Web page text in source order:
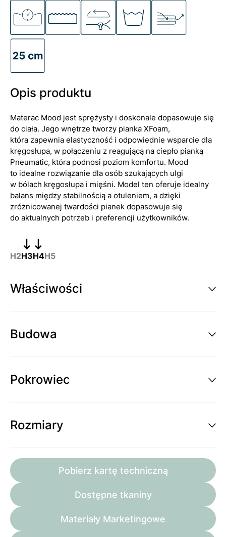
Opis produktu
Materac Mood jest sprężysty i doskonale dopasowuje się
do ciała. Jego wnętrze tworzy pianka XFoam,
która zapewnia elastyczność i odpowiednie wsparcie dla
kręgosłupa, w połączeniu z reagującą na ciepło pianką
Pneumatic, która podnosi poziom komfortu. Mood
to idealne rozwiązanie dla osób szukających ulgi
w bólach kręgosłupa i mięśni. Model ten oferuje idealny
balans między stabilnością a otuleniem, a dzięki
zróżnicowanej twardości pianek dopasowuje się
do aktualnych potrzeb i preferencji użytkowników.
H2H3H4H5
Właściwości
Budowa
Pokrowiec
Rozmiary
Pobierz kartę techniczną
Dostępne tkaniny
Materiały Marketingowe